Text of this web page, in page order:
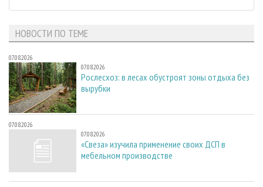
НОВОСТИ ПО ТЕМЕ
07.08.2026
07.08.2026
Рослесхоз: в лесах обустроят зоны отдыха без
вырубки
07.08.2026
07.08.2026
«Свеза» изучила применение своих ДСП в
мебельном производстве